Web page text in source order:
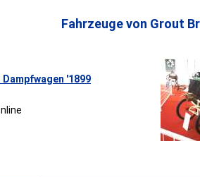
Fahrzeuge von Grout
'1899